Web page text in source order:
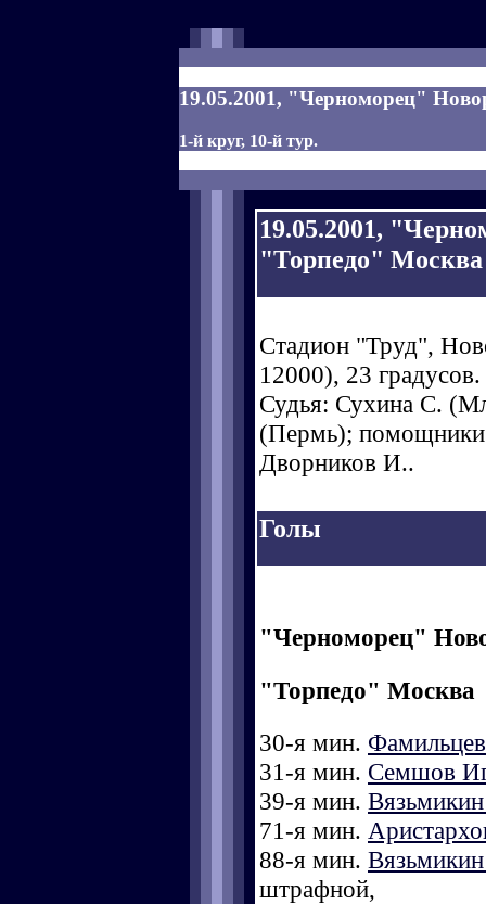
19.05.2001, "Черноморец"
1-й круг, 10-й тур.
19.05.2001,
"Торпедо" Москва
Стадион "Труд",
12000), 23 градусов.
Судья: Сухина С.
(Пермь); помощники
Дворников И..
Голы
"Черноморец"
"Торпедо" Москва
30-я мин.
31-я мин. Семшов
39-я мин.
71-я мин.
88-я мин.
штрафной,